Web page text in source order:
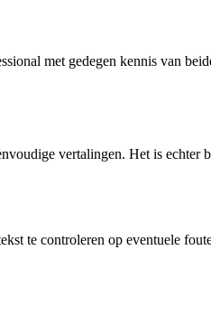
met gedegen kennis van
vertalingen. Het is echter
te controleren op eventuele